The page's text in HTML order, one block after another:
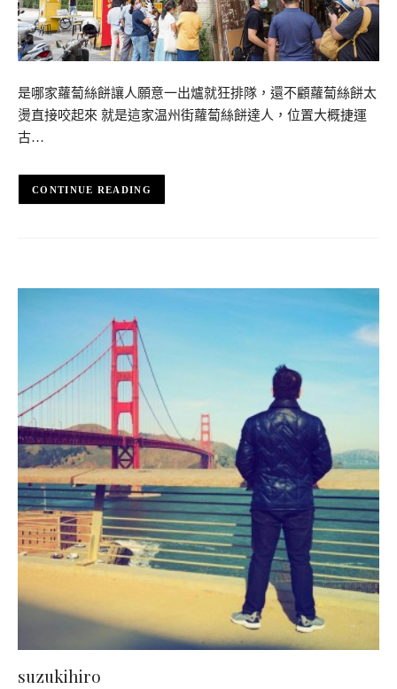
是哪家蘿蔔絲餅讓人願意一出爐就狂排隊，還不顧蘿蔔絲餅太
燙直接咬起來 就是這家温州街蘿蔔絲餅達人，位置大概捷運
古…
CONTINUE READING
suzukihiro